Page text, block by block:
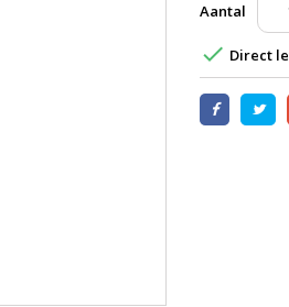
Aantal
 Direct